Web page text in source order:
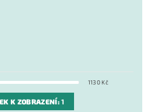
1130 Kč
K ZOBRAZENÍ:1